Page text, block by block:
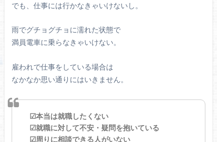
でも、仕事には行かなきゃいけないし。
雨でグチョグチョに濡れた状態で
満員電車に乗らなきゃいけない。
雇われで仕事をしている場合は
なかなか思い通りにはいきません。
☑本当は就職したくない
☑就職に対して不安・疑問を抱いている
☑周りに相談できる人がいない